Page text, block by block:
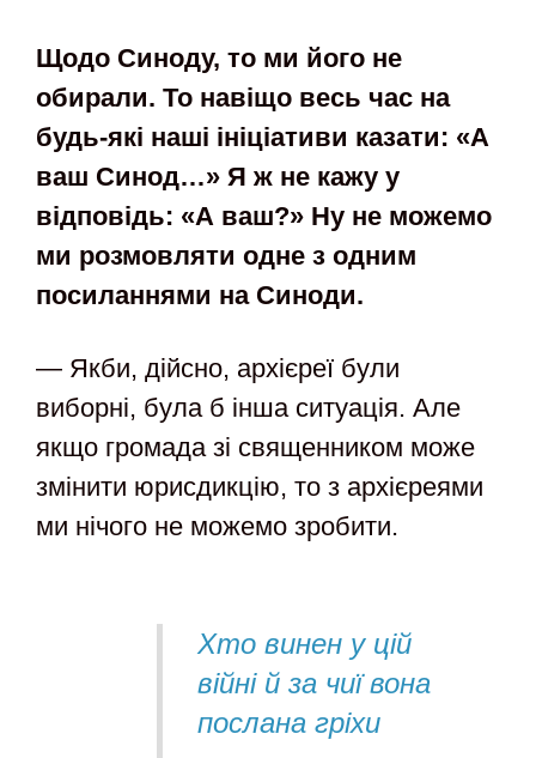
Щодо Синоду, то ми його не
обирали. То навіщо весь час на
будь-які наші ініціативи казати: «А
ваш Синод…» Я ж не кажу у
відповідь: «А ваш?» Ну не можемо
ми розмовляти одне з одним
посиланнями на Синоди.
— Якби, дійсно, архієреї були
виборні, була б інша ситуація. Але
якщо громада зі священником може
змінити юрисдикцію, то з архієреями
ми нічого не можемо зробити.
Хто винен у цій
війні й за чиї вона
послана гріхи